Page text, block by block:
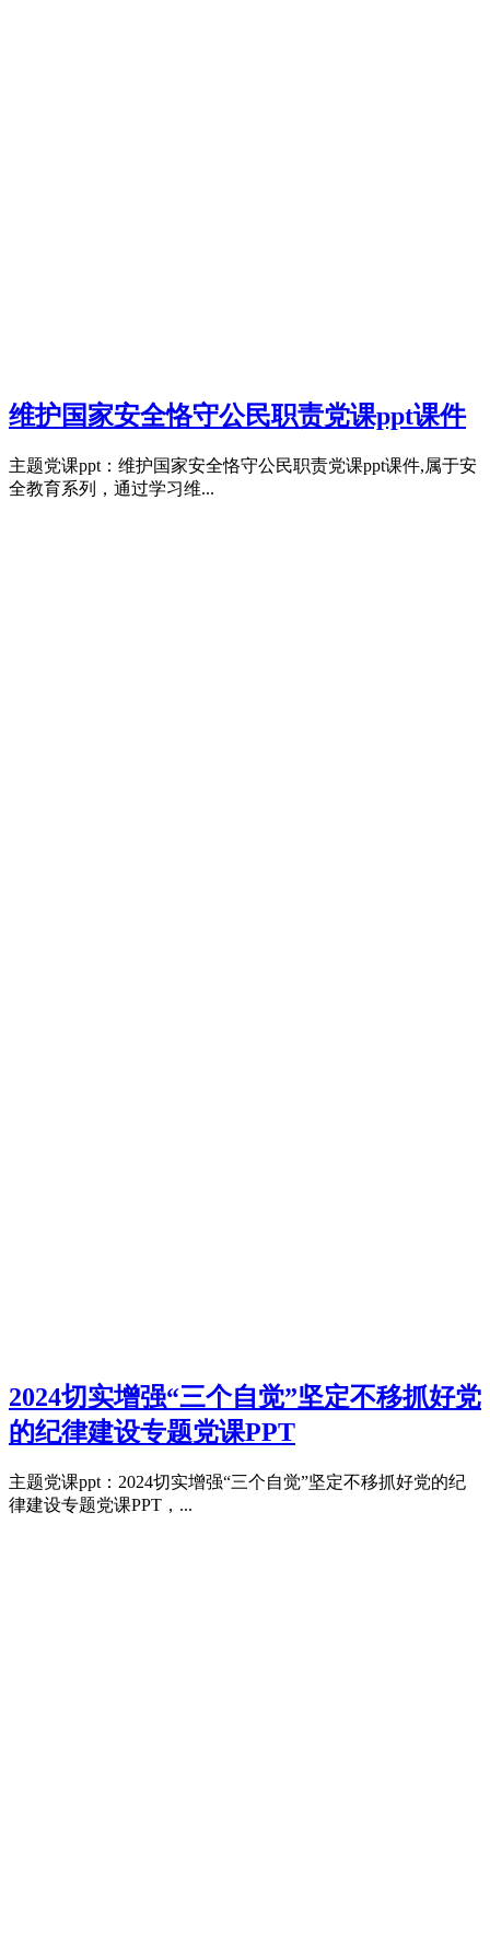
维护国家安全恪守公民职责党课ppt课件
主题党课ppt：维护国家安全恪守公民职责党课ppt课件,属于安
全教育系列，通过学习维...
2024切实增强“三个自觉”坚定不移抓好党
的纪律建设专题党课PPT
主题党课ppt：2024切实增强“三个自觉”坚定不移抓好党的纪
律建设专题党课PPT，...